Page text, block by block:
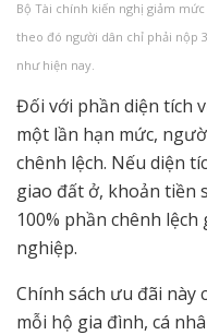
Bộ Tài chính kiến nghị giảm
theo đó người dân chỉ phải nộp
như hiện nay.
Đối với phần diện tích
một lần hạn mức,
chênh lệch. Nếu diện
giao đất ở, khoản tiền
100% phần chênh
nghiệp.
Chính sách ưu đãi này
mỗi hộ gia đình, cá